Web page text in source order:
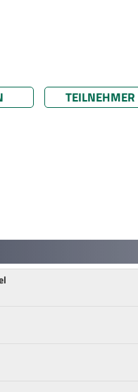
TEILNEHMER